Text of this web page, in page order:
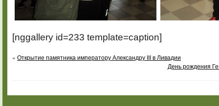
[nggallery id=233 template=caption]
« Открытие памятника императору Александру III в Ливадии
День рождения